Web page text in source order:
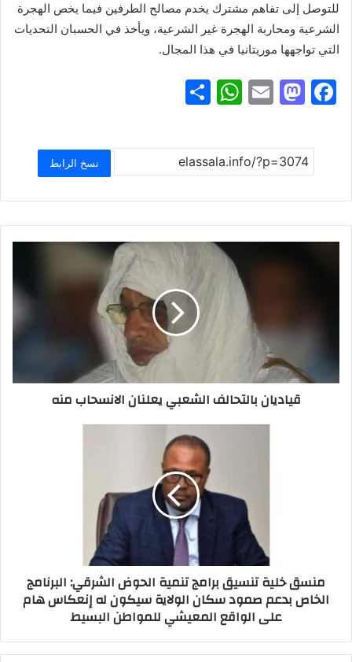
للتوصل إلى تفاهم مشترك يخدم مصالح الطرفين فيما يخص الهجرة
الشرعية ومحاربة الهجرة غير الشرعية، ويأخذ في الحسبان التحديات
التي تواجهها موريتانيا في هذا المجال.
F
c
e
b
o
o
M
st
o
d
o
n
E
ai
l
W
at
s
A
p
p
ar
e
نسخ الرابط
قياديان بالتحالف الشعبي يعلنان الانسحاب منه
منسق خلية تنسيق برامج تنمية الحوض الشرقي: البرنامج
الخاص بدعم صمود سكان الولاية سيكون له إنعكاس هام
على الواقع المعيشي للمواطن البسيط